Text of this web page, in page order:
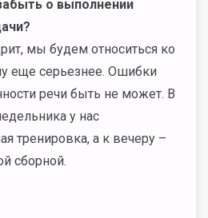
о выполнении
мы будем относиться ко
еще серьезнее. Ошибки
речи быть не может. В
у нас
тренировка, а к вечеру –
сборной.